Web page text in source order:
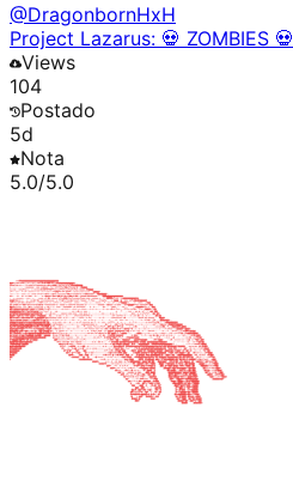
@DragonbornHxH
Project Lazarus: 💀 ZOMBIES 💀
Views
104
Postado
5d
Nota
5.0/5.0